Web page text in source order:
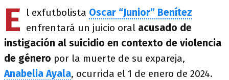
E l exfutbolista Oscar “Junior” Benítez
enfrentará un juicio oral acusado de
instigación al suicidio en contexto de violencia
de género por la muerte de su expareja,
Anabelia Ayala, ocurrida el 1 de enero de 2024.